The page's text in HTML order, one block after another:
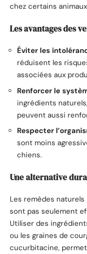
chez certains
Les avantages des
Éviter les
réduisent les
associées aux
Renforcer le
ingrédients
peuvent aussi
Respecter
sont moins
chiens.
Une alternative
Les remèdes
sont pas seulement
Utiliser des
ou les graines de
cucurbitacine, permet